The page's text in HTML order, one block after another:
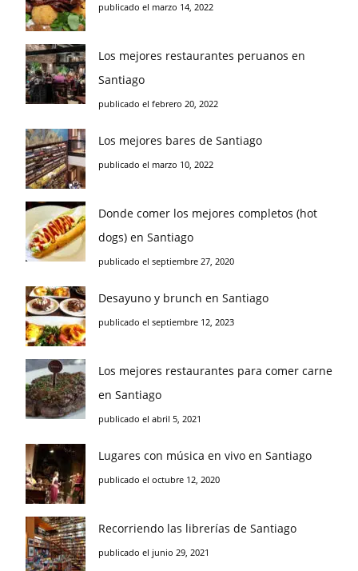
publicado el marzo 14, 2022
Los mejores restaurantes peruanos en
Santiago
publicado el febrero 20, 2022
Los mejores bares de Santiago
publicado el marzo 10, 2022
Donde comer los mejores completos (hot
dogs) en Santiago
publicado el septiembre 27, 2020
Desayuno y brunch en Santiago
publicado el septiembre 12, 2023
Los mejores restaurantes para comer carne
en Santiago
publicado el abril 5, 2021
Lugares con música en vivo en Santiago
publicado el octubre 12, 2020
Recorriendo las librerías de Santiago
publicado el junio 29, 2021